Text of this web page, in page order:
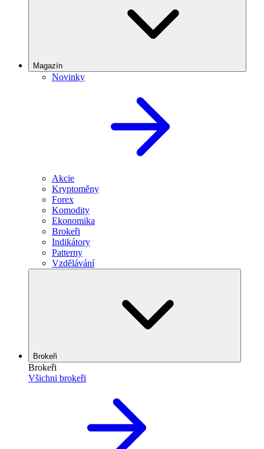
Magazín
Novinky
Akcie
Kryptoměny
Forex
Komodity
Ekonomika
Brokeři
Indikátory
Patterny
Vzdělávání
Brokeři
Brokeři
Všichni brokeři